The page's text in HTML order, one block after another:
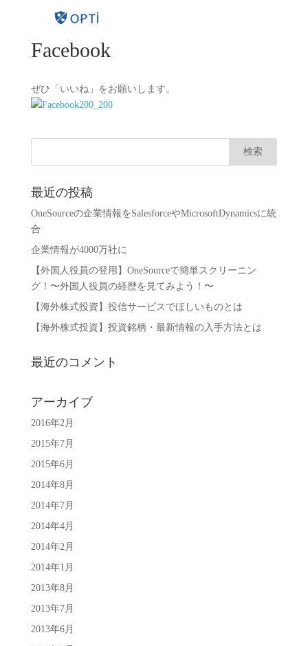
Facebook
ぜひ「いいね」をお願いします。
最近の投稿
OneSourceの企業情報をSalesforceやMicrosoftDynamicsに統
合
企業情報が4000万社に
【外国人役員の登用】OneSourceで簡単スクリーニン
グ！〜外国人役員の経歴を見てみよう！〜
【海外株式投資】投信サービスでほしいものとは
【海外株式投資】投資銘柄・最新情報の入手方法とは
最近のコメント
アーカイブ
2016年2月
2015年7月
2015年6月
2014年8月
2014年7月
2014年4月
2014年2月
2014年1月
2013年8月
2013年7月
2013年6月